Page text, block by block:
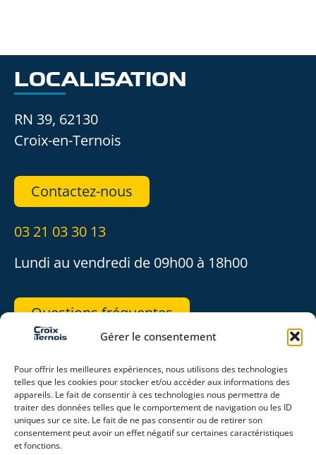
Gérer le consentement
Pour offrir les meilleures expériences, nous utilisons des technologies
telles que les cookies pour stocker et/ou accéder aux informations des
appareils. Le fait de consentir à ces technologies nous permettra de
traiter des données telles que le comportement de navigation ou les ID
uniques sur ce site. Le fait de ne pas consentir ou de retirer son
consentement peut avoir un effet négatif sur certaines caractéristiques
et fonctions.
LOCALISATION
RN 39, 62130
Croix-en-Ternois
Contactez-nous
03 21 03 30 13
Lundi au vendredi de 09h00 à 18h00
Questions fréquentes
RESTEZ CONNECTÉ(E)